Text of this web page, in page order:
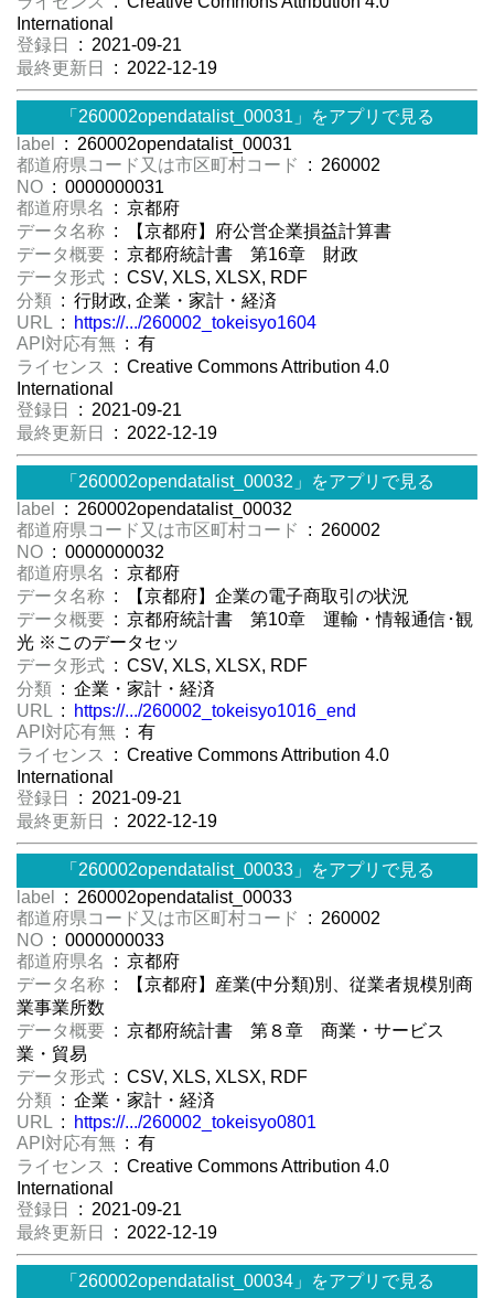
International
登録日
: 2021-09-21
最終更新日
: 2022-12-19
「260002opendatalist_00031」をアプリで見る
label
: 260002opendatalist_00031
都道府県コード又は市区町村コード
: 260002
NO : 0000000031
都道府県名
: 京都府
データ名称 : 【京都府】府公営企業損益計算書
データ概要 : 京都府統計書 第16章 財政
データ形式 : CSV, XLS, XLSX, RDF
分類 : 行財政, 企業・家計・経済
URL :
https://.../260002_tokeisyo1604
API対応有無 : 有
ライセンス
: Creative Commons Attribution 4.0
International
登録日
: 2021-09-21
最終更新日
: 2022-12-19
「260002opendatalist_00032」をアプリで見る
label
: 260002opendatalist_00032
都道府県コード又は市区町村コード
: 260002
NO : 0000000032
都道府県名
: 京都府
データ名称 : 【京都府】企業の電子商取引の状況
データ概要 : 京都府統計書 第10章 運輸・情報通信･観
光 ※このデータセッ
データ形式 : CSV, XLS, XLSX, RDF
分類 : 企業・家計・経済
URL :
https://.../260002_tokeisyo1016_end
API対応有無 : 有
ライセンス
: Creative Commons Attribution 4.0
International
登録日
: 2021-09-21
最終更新日
: 2022-12-19
「260002opendatalist_00033」をアプリで見る
label
: 260002opendatalist_00033
都道府県コード又は市区町村コード
: 260002
NO : 0000000033
都道府県名
: 京都府
データ名称 : 【京都府】産業(中分類)別、従業者規模別商
業事業所数
データ概要 : 京都府統計書 第８章 商業・サービス
業・貿易
データ形式 : CSV, XLS, XLSX, RDF
分類 : 企業・家計・経済
URL :
https://.../260002_tokeisyo0801
API対応有無 : 有
ライセンス
: Creative Commons Attribution 4.0
International
登録日
: 2021-09-21
最終更新日
: 2022-12-19
「260002opendatalist_00034」をアプリで見る